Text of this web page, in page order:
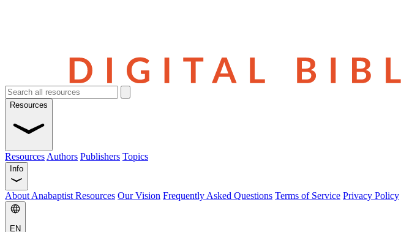
Resources
Resources Authors Publishers Topics
Info
About Anabaptist Resources Our Vision Frequently Asked Questions Terms of Service Privacy Policy
EN